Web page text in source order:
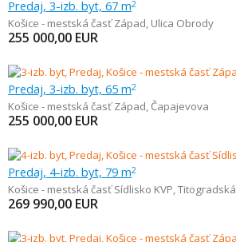
Predaj, 3-izb. byt, 67 m2
Košice - mestská časť Západ, Ulica Obrody
255 000,00 EUR
Predaj, 3-izb. byt, 65 m2
Košice - mestská časť Západ, Čapajevova
255 000,00 EUR
Predaj, 4-izb. byt, 79 m2
Košice - mestská časť Sídlisko KVP,Titogradská
269 990,00 EUR